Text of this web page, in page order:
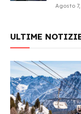
Agosto 7,
ULTIME